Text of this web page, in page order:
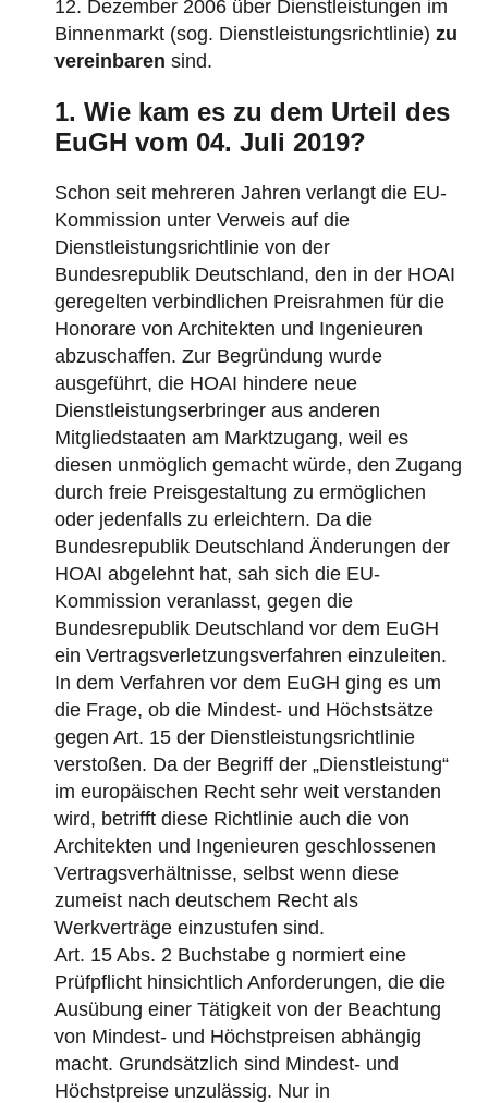
12. Dezember 2006 über Dienstleistungen im
Binnenmarkt (sog. Dienstleistungsrichtlinie) zu
vereinbaren sind.
1. Wie kam es zu dem Urteil des
EuGH vom 04. Juli 2019?
Schon seit mehreren Jahren verlangt die EU-
Kommission unter Verweis auf die
Dienstleistungsrichtlinie von der
Bundesrepublik Deutschland, den in der HOAI
geregelten verbindlichen Preisrahmen für die
Honorare von Architekten und Ingenieuren
abzuschaffen. Zur Begründung wurde
ausgeführt, die HOAI hindere neue
Dienstleistungserbringer aus anderen
Mitgliedstaaten am Marktzugang, weil es
diesen unmöglich gemacht würde, den Zugang
durch freie Preisgestaltung zu ermöglichen
oder jedenfalls zu erleichtern. Da die
Bundesrepublik Deutschland Änderungen der
HOAI abgelehnt hat, sah sich die EU-
Kommission veranlasst, gegen die
Bundesrepublik Deutschland vor dem EuGH
ein Vertragsverletzungsverfahren einzuleiten.
In dem Verfahren vor dem EuGH ging es um
die Frage, ob die Mindest- und Höchstsätze
gegen Art. 15 der Dienstleistungsrichtlinie
verstoßen. Da der Begriff der „Dienstleistung“
im europäischen Recht sehr weit verstanden
wird, betrifft diese Richtlinie auch die von
Architekten und Ingenieuren geschlossenen
Vertragsverhältnisse, selbst wenn diese
zumeist nach deutschem Recht als
Werkverträge einzustufen sind.
Art. 15 Abs. 2 Buchstabe g normiert eine
Prüfpflicht hinsichtlich Anforderungen, die die
Ausübung einer Tätigkeit von der Beachtung
von Mindest- und Höchstpreisen abhängig
macht. Grundsätzlich sind Mindest- und
Höchstpreise unzulässig. Nur in